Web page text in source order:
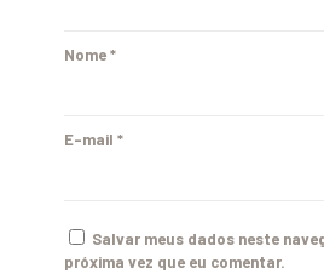
Nome*
E-mail *
Salvar meus dados neste
próxima vez que eu comentar.